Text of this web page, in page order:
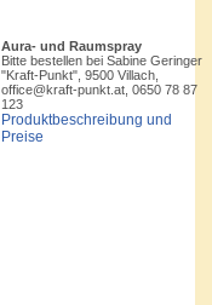
Aura- und Raumspray
Bitte bestellen bei Sabine Geringer
"Kraft-Punkt", 9500 Villach,
office@kraft-punkt.at, 0650 78 87
123
Produktbeschreibung und
Preise